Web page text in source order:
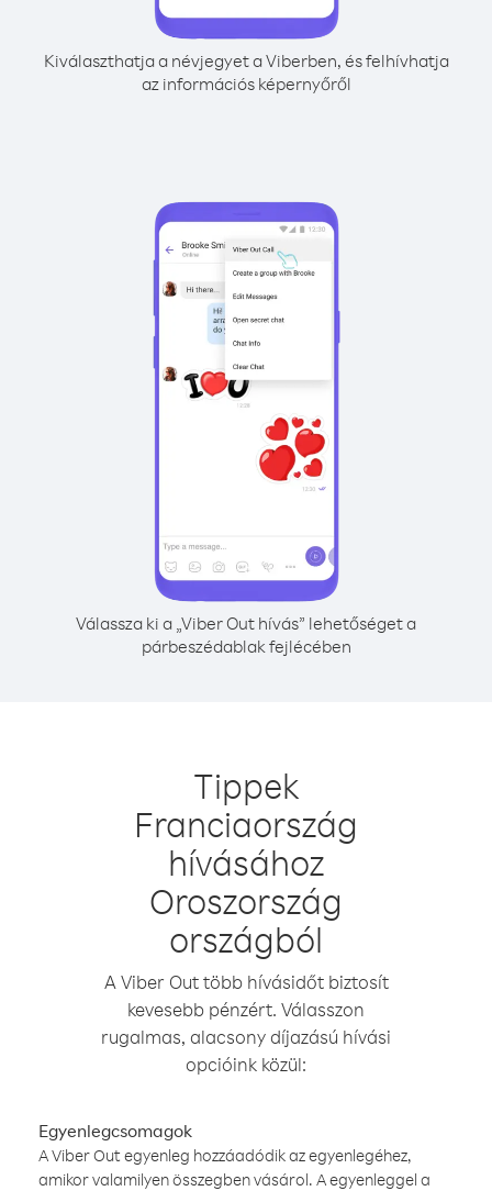
Kiválaszthatja a névjegyet a Viberben, és felhívhatja
az információs képernyőről
Válassza ki a „Viber Out hívás” lehetőséget a
párbeszédablak fejlécében
Tippek
Franciaország
hívásához
Oroszország
országból
A Viber Out több hívásidőt biztosít
kevesebb pénzért. Válasszon
rugalmas, alacsony díjazású hívási
opcióink közül:
Egyenlegcsomagok
A Viber Out egyenleg hozzáadódik az egyenlegéhez,
amikor valamilyen összegben vásárol. A egyenleggel a